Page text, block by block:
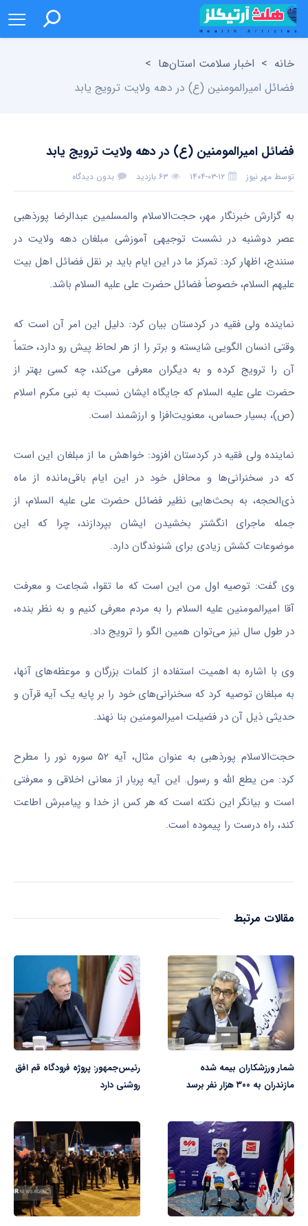
خانه > اخبار سلامت استان‌ها >
فضائل امیرالمومنین (ع) در دهه ولایت ترویج یابد
فضائل امیرالمومنین (ع) در دهه ولایت ترویج یابد
توسط مهر نیوز ۱۴۰۴-۰۳-۱۲ ۶۳ بازدید بدون دیدگاه
به گزارش خبرنگار مهر، حجت‌الاسلام والمسلمین عبدالرضا پورذهبی
عصر دوشنبه در نشست توجیهی آموزشی مبلغان دهه ولایت در
سنندج، اظهار کرد: تمرکز ما در این ایام باید بر نقل فضائل اهل بیت
علیهم السلام، خصوصاً فضائل حضرت علی علیه السلام باشد.
نماینده ولی فقیه در کردستان بیان کرد: دلیل این امر آن است که
وقتی انسان الگویی شایسته و برتر را از هر لحاظ پیش رو دارد، حتماً
آن را ترویج کرده و به دیگران معرفی می‌کند، چه کسی بهتر از
حضرت علی علیه السلام که جایگاه ایشان نسبت به نبی مکرم اسلام
(ص)، بسیار حساس، معنویت‌افزا و ارزشمند است.
نماینده ولی فقیه در کردستان افزود: خواهش ما از مبلغان این است
که در سخنرانی‌ها و محافل خود در این ایام باقی‌مانده از ماه
ذی‌الحجه، به بحث‌هایی نظیر فضائل حضرت علی علیه السلام، از
جمله ماجرای انگشتر بخشیدن ایشان بپردازند، چرا که این
موضوعات کشش زیادی برای شنوندگان دارد.
وی گفت: توصیه اول من این است که ما تقوا، شجاعت و معرفت
آقا امیرالمومنین علیه السلام را به مردم معرفی کنیم و به نظر بنده،
در طول سال نیز می‌توان همین الگو را ترویج داد.
وی با اشاره به اهمیت استفاده از کلمات بزرگان و موعظه‌های آنها،
به مبلغان توصیه کرد که سخنرانی‌های خود را بر پایه یک آیه قرآن و
حدیثی ذیل آن در فضیلت امیرالمومنین بنا نهند.
حجت‌الاسلام پورذهبی
به عنوان مثال، آیه ۵۲ سوره نور را مطرح
کرد: من یطع الله و رسول. این آیه پربار از معانی اخلاقی و معرفتی
است و بیانگر این نکته است که هر کس از خدا و پیامبرش اطاعت
کند، راه درست را پیموده است.
مقالات مرتبط
شمار ورزشکاران بیمه شده
مازندران به ۳۰۰ هزار نفر برسد
رئیس‌جمهور: پروژه فرودگاه قم افق
روشنی دارد